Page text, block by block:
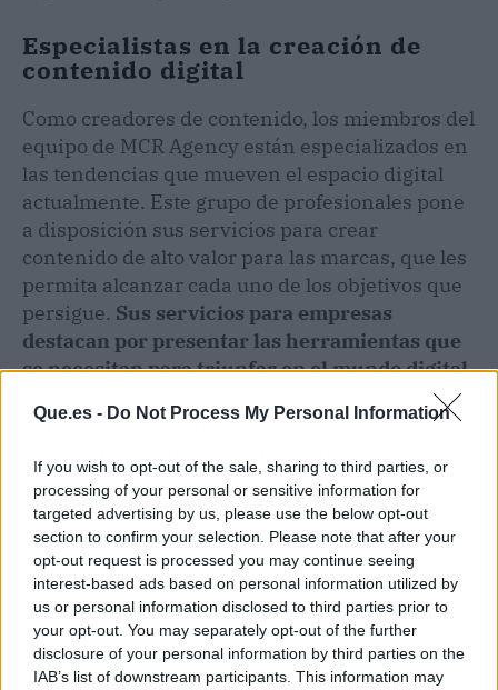
Que.es - Do Not Process My Personal Information
If you wish to opt-out of the sale, sharing to third parties, or
processing of your personal or sensitive information for
targeted advertising by us, please use the below opt-out
section to confirm your selection. Please note that after your
opt-out request is processed you may continue seeing
interest-based ads based on personal information utilized by
us or personal information disclosed to third parties prior to
your opt-out. You may separately opt-out of the further
disclosure of your personal information by third parties on the
IAB’s list of downstream participants. This information may
Especialistas en la creación de
contenido digital
Como creadores de contenido, los miembros del
equipo de MCR Agency están especializados en
las tendencias que mueven el espacio digital
actualmente. Este grupo de profesionales pone
a disposición sus servicios para crear
contenido de alto valor para las marcas, que les
permita alcanzar cada uno de los objetivos que
persigue. Sus servicios para empresas
destacan por presentar las herramientas que
se necesitan para triunfar en el mundo digital,
Asimismo, trabajan de la mano con cada
efectivas en las distintas plataformas y redes
sociales, buscando impulsar las ventas, ganar
mayor visibilidad, dar a conocer marcas, entre
otros objetivos, siempre aportando un valor
único y diferenciador.
Artículo anterior
Anartra, la clave del éxito
Artículo siguiente
Todo lo que ofrece